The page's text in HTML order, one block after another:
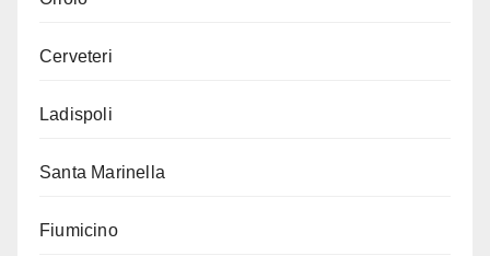
Cerveteri
Ladispoli
Santa Marinella
Fiumicino